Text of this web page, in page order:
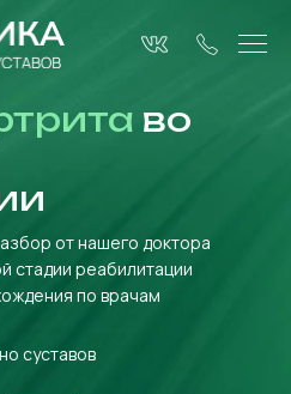
во
от нашего доктора
стадии реабилитации
по врачам
суставов